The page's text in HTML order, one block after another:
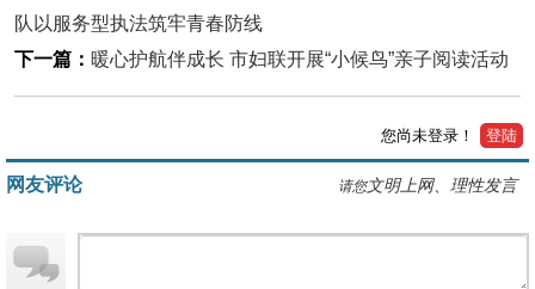
队以服务型执法筑牢青春防线
下一篇： 暖心护航伴成长 市妇联开展“小候鸟”亲子阅读活动
您尚未登录！ 登陆
请您文明上网、理性发言
网友评论